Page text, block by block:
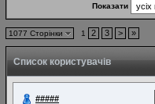
Показати
1077 Сторінки 1 2 3 > »
Список користувачів
#####